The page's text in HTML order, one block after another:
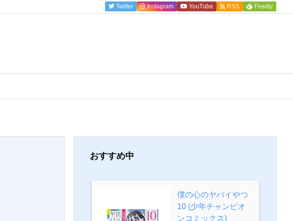
Twitter Instagram YouTube RSS Feedly
おすすめ中
僕の心のヤバイやつ
10 (少年チャンピオ
ンコミックス)